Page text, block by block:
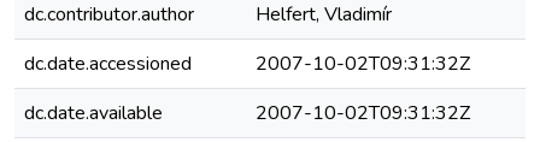
dc.contributor.author
Helfert, Vladimír
dc.date.accessioned
2007-10-02T09:31:32Z
dc.date.available
2007-10-02T09:31:32Z